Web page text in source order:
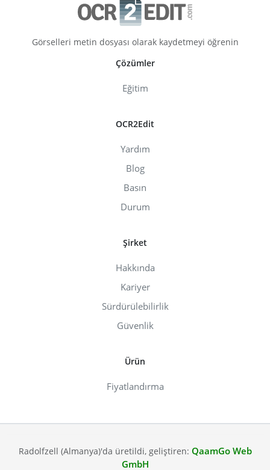
Görselleri metin dosyası olarak kaydetmeyi öğrenin
Çözümler
Eğitim
OCR2Edit
Yardım
Blog
Basın
Durum
Şirket
Hakkında
Kariyer
Sürdürülebilirlik
Güvenlik
Ürün
Fiyatlandırma
Radolfzell (Almanya)'da üretildi, geliştiren: QaamGo Web
GmbH